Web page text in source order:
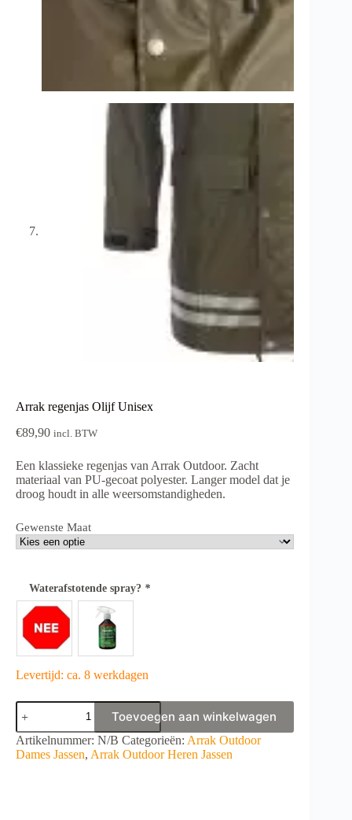
Arrak regenjas Olijf Unisex
€89,90 incl. BTW
Een klassieke regenjas van Arrak Outdoor. Zacht
materiaal van PU-gecoat polyester. Langer model dat je
droog houdt in alle weersomstandigheden.
Gewenste Maat
Waterafstotende spray? *
Levertijd: ca. 8 werkdagen
Arrak
regenjas
Olijf
Unisex
aantal
Toevoegen aan winkelwagen
A
l
Artikelnummer: N/B Categorieën: Arrak Outdoor
Dames Jassen, Arrak Outdoor Heren Jassen